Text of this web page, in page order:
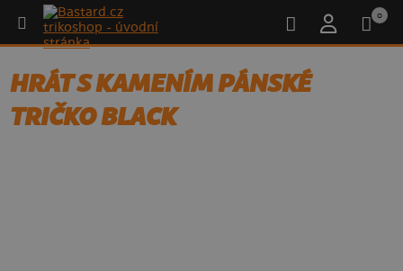
0
HRÁT S KAMENÍM PÁNSKÉ
TRIČKO BLACK